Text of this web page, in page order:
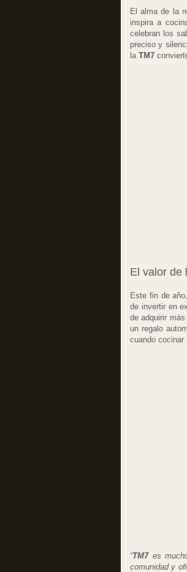
El alma de la
inspira a
celebran los
preciso y
la TM7
El valor de
Este fin de
de invertir en
de adquirir
un regalo
cuando cocinar
“TM7es
comunidad y